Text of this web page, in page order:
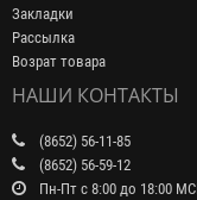
Закладки
Рассылка
Возрат товара
НАШИ КОНТАКТЫ
(8652) 56-11-85
(8652) 56-59-12
Пн-Пт с 8:00 до 18:00